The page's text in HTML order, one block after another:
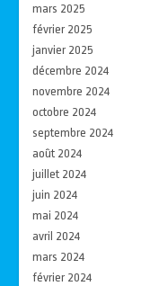
mars 2025
février 2025
janvier 2025
décembre 2024
novembre 2024
octobre 2024
septembre 2024
août 2024
juillet 2024
juin 2024
mai 2024
avril 2024
mars 2024
février 2024